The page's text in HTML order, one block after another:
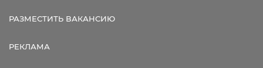
РАЗМЕСТИТЬ ВАКАНСИЮ
РЕКЛАМА